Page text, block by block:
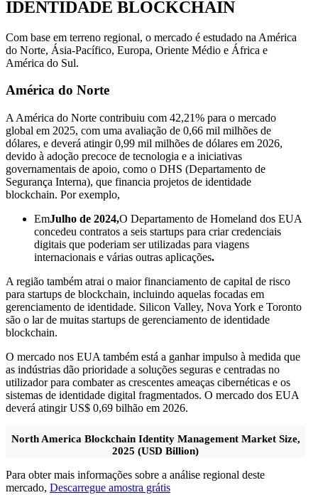
IDENTIDADE BLOCKCHAIN
Com base em terreno regional, o mercado é estudado na América
do Norte, Ásia-Pacífico, Europa, Oriente Médio e África e
América do Sul.
América do Norte
A América do Norte contribuiu com 42,21% para o mercado
global em 2025, com uma avaliação de 0,66 mil milhões de
dólares, e deverá atingir 0,99 mil milhões de dólares em 2026,
devido à adoção precoce de tecnologia e a iniciativas
governamentais de apoio, como o DHS (Departamento de
Segurança Interna), que financia projetos de identidade
blockchain. Por exemplo,
EmJulho de 2024,O Departamento de Homeland dos EUA
concedeu contratos a seis startups para criar credenciais
digitais que poderiam ser utilizadas para viagens
internacionais e várias outras aplicações.
A região também atrai o maior financiamento de capital de risco
para startups de blockchain, incluindo aquelas focadas em
gerenciamento de identidade. Silicon Valley, Nova York e Toronto
são o lar de muitas startups de gerenciamento de identidade
blockchain.
O mercado nos EUA também está a ganhar impulso à medida que
as indústrias dão prioridade a soluções seguras e centradas no
utilizador para combater as crescentes ameaças cibernéticas e os
sistemas de identidade digital fragmentados. O mercado dos EUA
deverá atingir US$ 0,69 bilhão em 2026.
North America Blockchain Identity Management Market Size,
2025 (USD Billion)
Para obter mais informações sobre a análise regional deste
mercado, Descarregue amostra grátis